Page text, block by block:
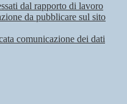
dal rapporto di lavoro
da pubblicare sul sito
comunicazione dei dati